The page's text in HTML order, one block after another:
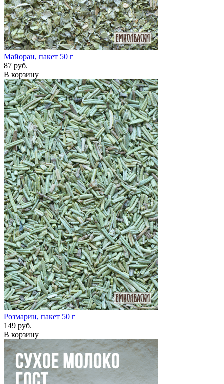
Майоран, пакет 50 г
87 руб.
В корзину
Розмарин, пакет 50 г
149 руб.
В корзину